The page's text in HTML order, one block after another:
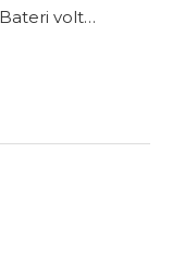
Sistem Bateri voltan rendah HB-11.7